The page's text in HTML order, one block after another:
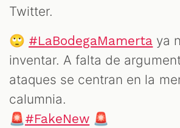
Twitter.
🙄 #LaBodegaMamerta ya
inventar. A falta de
ataques se centran en la
calumnia.
🚨 #FakeNew 🚨